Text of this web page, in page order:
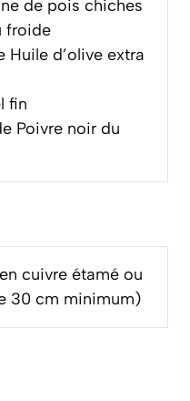
de pois chiches
froide
Huile d’olive extra
fin
Poivre noir du
cuivre étamé ou
30 cm minimum)